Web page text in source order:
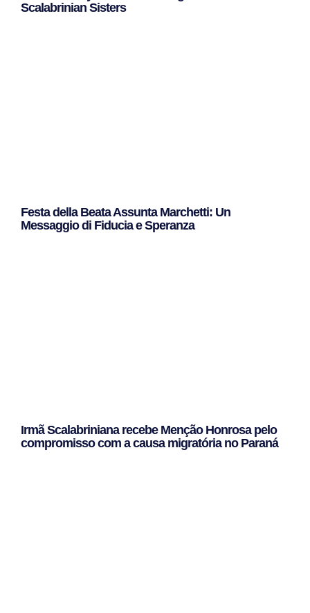
Scalabrinian Sisters
Festa della Beata Assunta Marchetti: Un
Messaggio di Fiducia e Speranza
Irmã Scalabriniana recebe Menção Honrosa pelo
compromisso com a causa migratória no Paraná